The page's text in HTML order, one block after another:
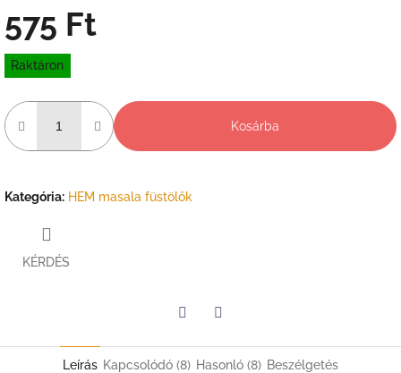
575 Ft
Egységár:
Raktáron
Kosárba
Kategória: HEM masala füstölők
KÉRDÉS
Leírás Kapcsolódó (8) Hasonló (8) Beszélgetés